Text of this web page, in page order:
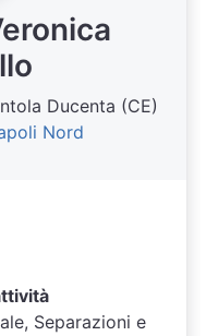
Ducenta (CE)
Nord
Separazioni e